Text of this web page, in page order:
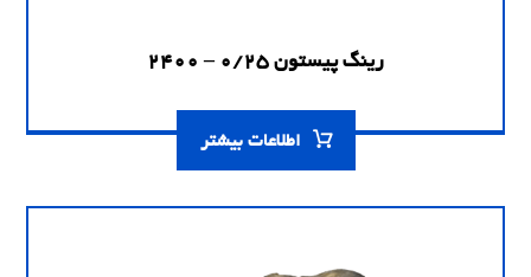
رینگ پیستون 0/25 – 2400
اطلاعات بیشتر